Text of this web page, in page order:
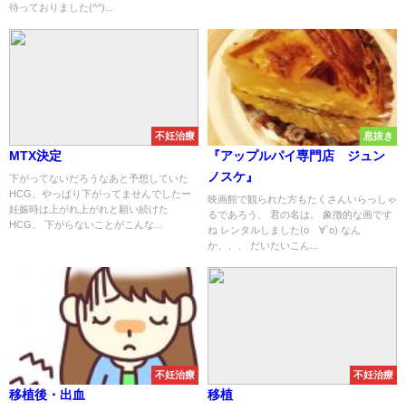
待っておりました(^^)...
不妊治療
MTX決定
下がってないだろうなあと予想していた
HCG、やっぱり下がってませんでしたー
妊娠時は上がれ上がれと願い続けた
HCG、 下がらないことがこんな...
息抜き
『アップルパイ専門店 ジュン
ノスケ』
映画館で観られた方もたくさんいらっしゃ
るであろう、 君の名は。 象徴的な画です
ね レンタルしました(о´∀`о) なん
か、、、 だいたいこん...
不妊治療
移植後・出血
不妊治療
移植